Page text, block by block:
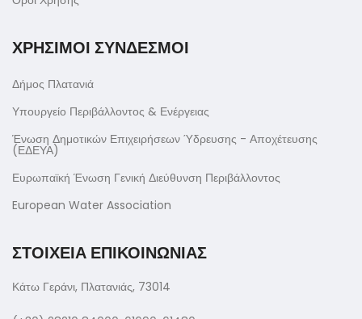
ΧΡΗΣΙΜΟΙ ΣΥΝΔΕΣΜΟΙ
Δήμος Πλατανιά
Υπουργείο Περιβάλλοντος & Ενέργειας
Ένωση Δημοτικών Επιχειρήσεων Ύδρευσης - Αποχέτευσης
(ΕΔΕΥΑ)
Ευρωπαϊκή Ένωση Γενική Διεύθυνση Περιβάλλοντος
European Water Association
ΣΤΟΙΧΕΙΑ ΕΠΙΚΟΙΝΩΝΙΑΣ
Κάτω Γεράνι, Πλατανιάς, 73014